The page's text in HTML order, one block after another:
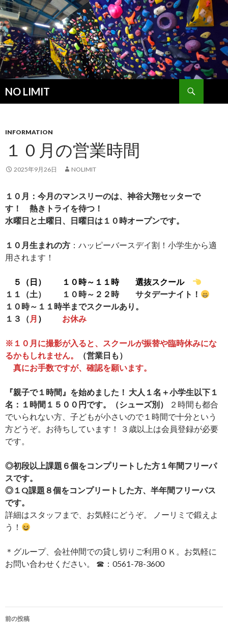
NO LIMIT
索
ン
へ
キ
プ
INFORMATION
１０月の営業時間
2025年9月26日 NOLIMIT
１０月：今月のマンスリーのは、神谷大翔セッターで
す！ 熱きトライを待つ！
水曜日と土曜日、日曜日は１０時オープンです。
１０月生まれの方 ：ハッピーバースデイ割！小学生から適
用されます！
５（日） １０時～１１時 選抜スクール
１１（土） １０時～２２時 サタデーナイト！
１０時～１１時半までスクールあり。
１３（ 月 ） お休み
※１０月に撮影が入ると、スクールが振替や臨時休みにな
るかもしれません。
（営業日も）
真にお手数ですが、確認を願います。
『親子で１時間』を始めました！ 大人１名＋小学生以下１
名：１時間１５００円です。（シューズ別）
２時間も都合
でいられない方、子どもが小さいので１時間で十分という
方どうぞ。お待ちしています！ ３歳以上は会員登録が必要
です。
◎初段以上課題６個をコンプリートした方１年間フリーパ
スです。
◎１Q課題８個をコンプリートした方、半年間フリーパス
です。
詳細はスタッフまで、お気軽にどうぞ。 ノーリミで鍛えよ
う！
＊グループ、会社仲間での貸し切りご利用ＯＫ。お気軽に
お問い合わせください。 ☎：0561-78-3600
投
前の投稿